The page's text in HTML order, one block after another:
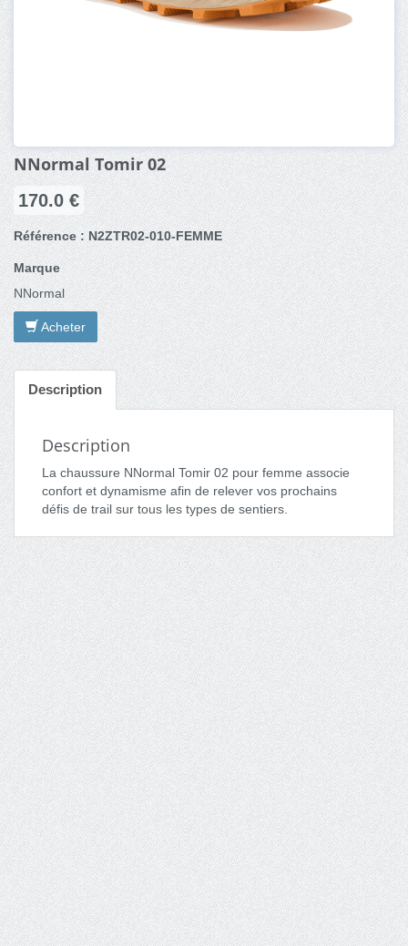
NNormal Tomir 02
170.0 €
Référence : N2ZTR02-010-FEMME
Marque
NNormal
Acheter
Description
Description
La chaussure NNormal Tomir 02 pour femme associe
confort et dynamisme afin de relever vos prochains
défis de trail sur tous les types de sentiers.